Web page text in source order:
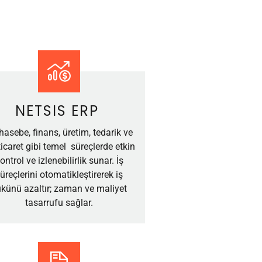
NETSIS ERP
finans, üretim, tedarik ve
gibi temel süreçlerde etkin
ve izlenebilirlik sunar. İş
otomatikleştirerek iş
azaltır; zaman ve maliyet
tasarrufu sağlar.